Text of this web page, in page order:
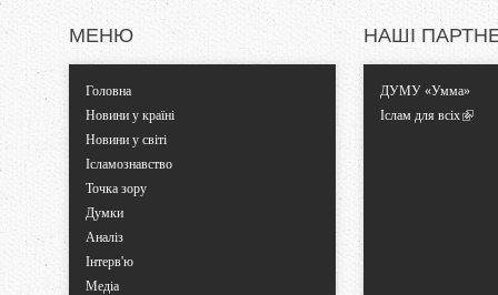
МЕНЮ
Головна
Новини у країні
Новини у світі
Ісламознавство
Точка зору
Думки
Аналіз
Інтерв'ю
Медіа
НАШІ
ДУМУ «Умма»
Іслам для всіх